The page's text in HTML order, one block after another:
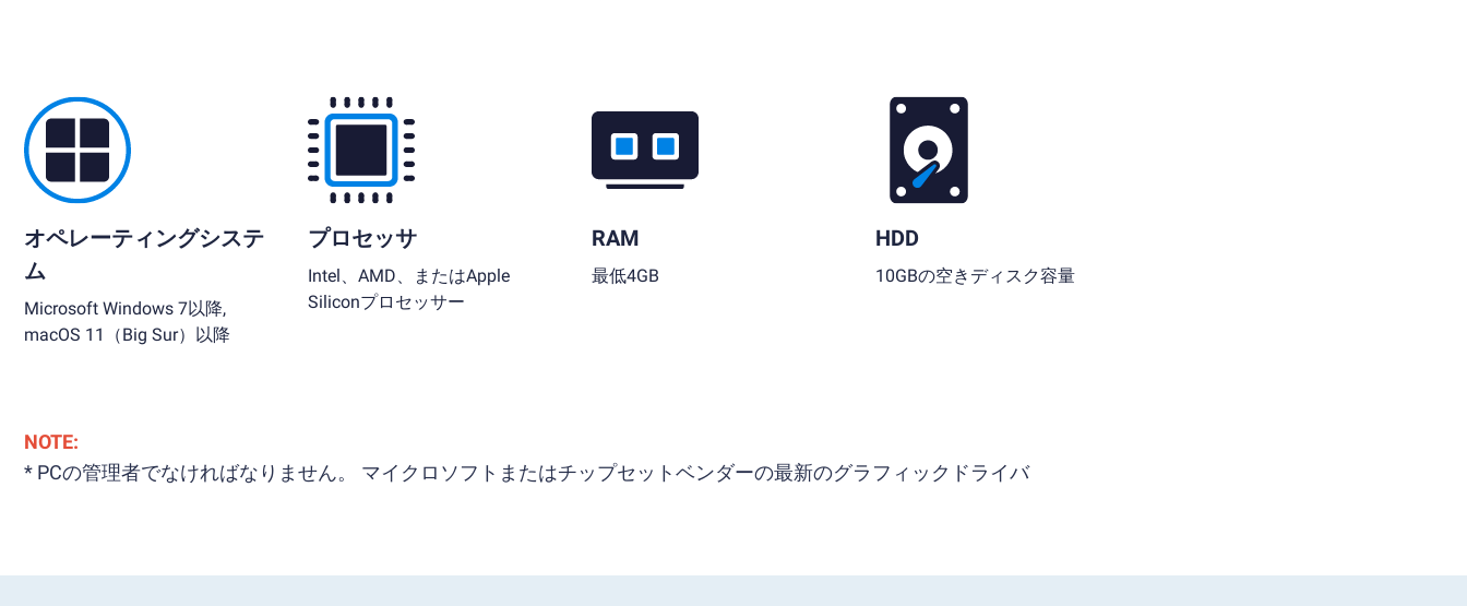
オペレーティングシステ
ム
Microsoft Windows 7以降,
macOS 11（Big Sur）以降
プロセッサ
Intel、AMD、またはApple
Siliconプロセッサー
RAM
最低4GB
HDD
10GBの空きディスク容量
NOTE:
* PCの管理者でなければなりません。 マイクロソフトまたはチップセットベンダーの最新のグラフィックドライバ